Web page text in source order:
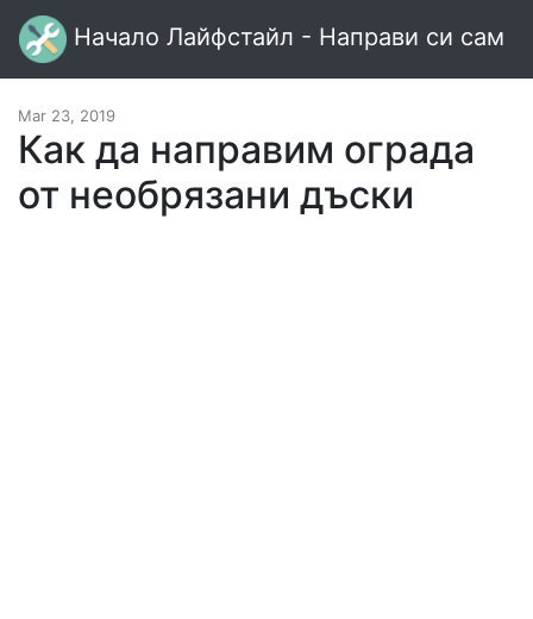
Начало Лайфстайл - Направи си сам
Mar 23, 2019
Как да направим ограда
от необрязани дъски